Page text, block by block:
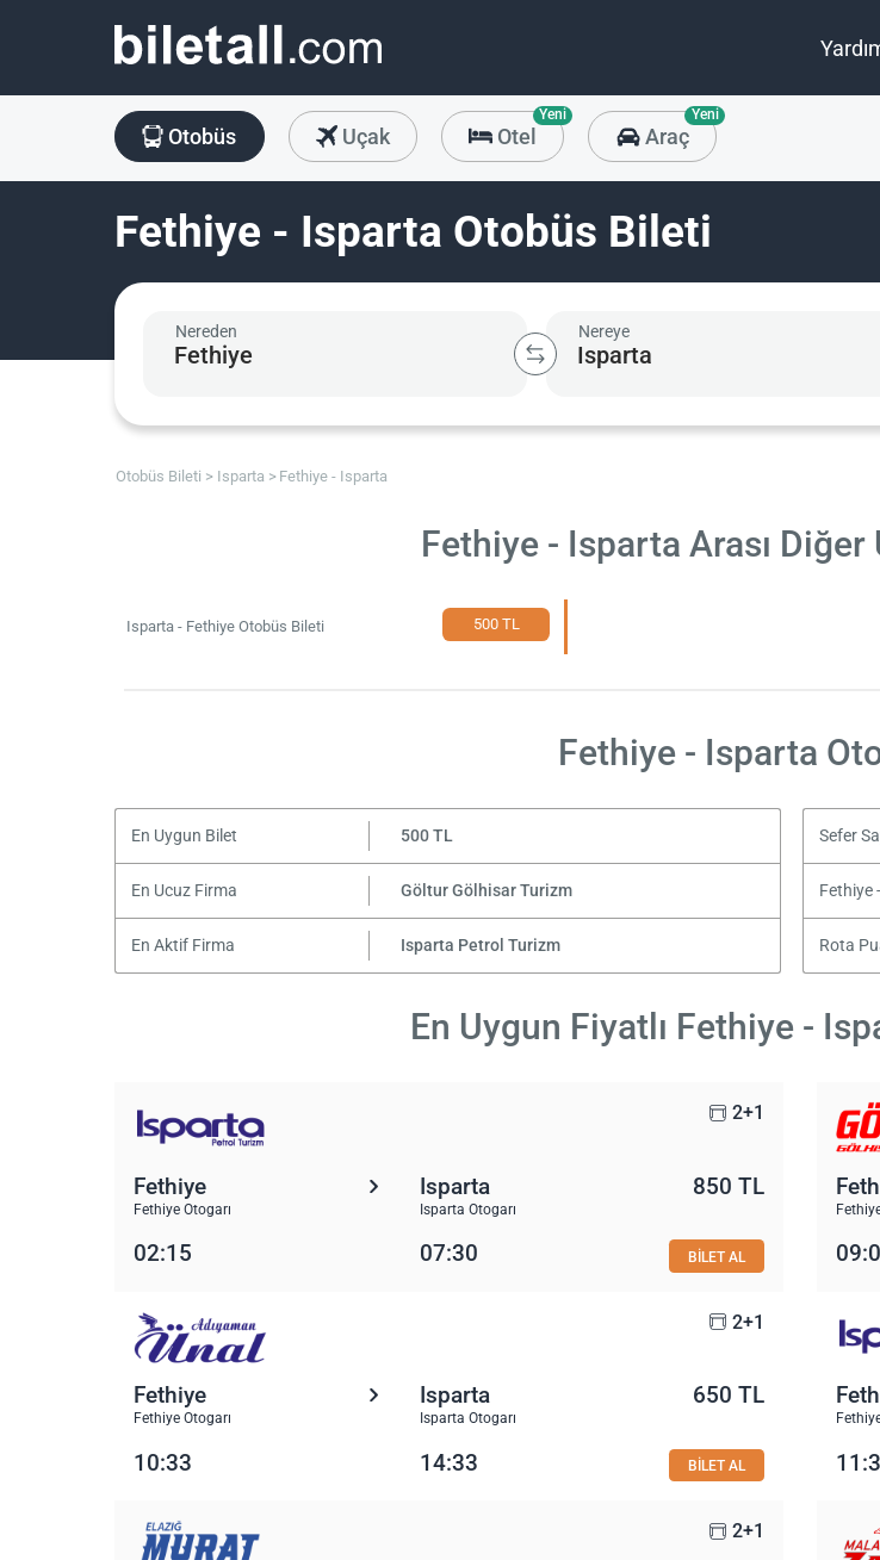
Otobüs Uçak Otel
Yeni
Araç
Yeni
Fethiye - Isparta Otobüs Bileti
Nereden Nereye
Otobüs Bileti Isparta Fethiye - Isparta
Fethiye - Isparta Arası Diğer
Isparta - Fethiye Otobüs Bileti 500 TL
Fethiye - Isparta
En Uygun Bilet 500 TL Sefer
En Ucuz Firma Göltur Gölhisar Turizm Fethiye
En Aktif Firma Isparta Petrol Turizm Rota
En Uygun Fiyatlı Fethiye -
2+1
Fethiye
Fethiye Otogarı
Isparta
Isparta Otogarı
850 TL
02:15 07:30 BİLET AL
2+1
Fethiye
Fethiye Otogarı
Isparta
Isparta Otogarı
650 TL
10:33 14:33 BİLET AL
2+1